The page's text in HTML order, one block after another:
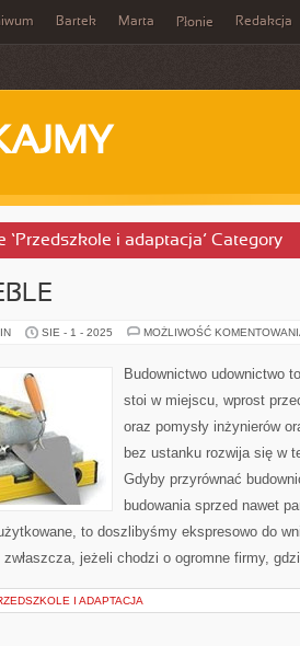
Bartek Marta Płonie Redakcja
‘Przedszkole i adaptacja’ Category
SIE - 1 - 2025 MOŻLIWOŚĆ
Budownictwo udownictwo
stoi w miejscu, wprost
oraz pomysły inżynierów
bez ustanku rozwija się w
Gdyby przyrównać
budowania sprzed nawet
to doszlibyśmy ekspresowo do
zwłaszcza, jeżeli chodzi o ogromne firmy,
I ADAPTACJA